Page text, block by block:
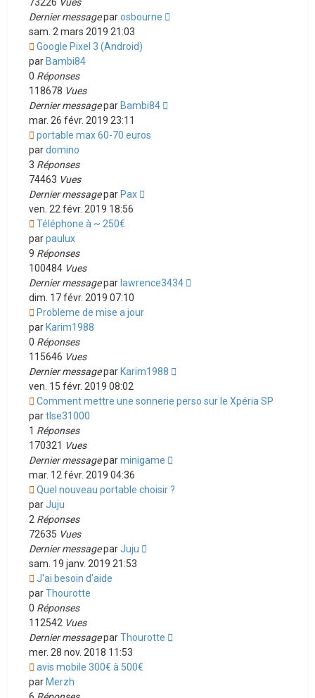
Dernier messageparosbourne
sam. 2 mars 2019 21:03
Google Pixel 3 (Android)
par Bambi84
0 Réponses
118678 Vues
Dernier messagepar Bambi84
mar. 26 févr. 2019 23:11
portable max 60-70 euros
pardomino
3 Réponses
74463 Vues
Dernier messagepar Pax
ven. 22 févr. 2019 18:56
Téléphone à ~ 250€
parpaulux
9 Réponses
100484 Vues
Dernier messagepar lawrence3434
dim. 17 févr. 2019 07:10
Probleme de mise a jour
par Karim1988
0 Réponses
115646 Vues
Dernier messagepar Karim1988
ven. 15 févr. 2019 08:02
Comment mettre une sonnerie perso sur le Xpéria SP
partlse31000
1 Réponses
170321 Vues
Dernier messageparminigame
mar. 12 févr. 2019 04:36
Quel nouveau portable choisir ?
parJuju
2 Réponses
72635 Vues
Dernier messageparJuju
sam. 19 janv. 2019 21:53
J'ai besoin d'aide
parThourotte
0 Réponses
112542 Vues
Dernier messageparThourotte
mer. 28 nov. 2018 11:53
avis mobile 300€ à 500€
par Merzh